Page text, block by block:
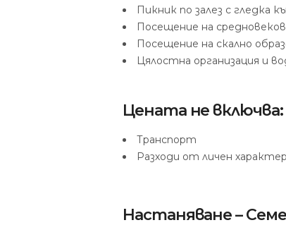
Пикник по залез с гледка
Посещение на
Посещение на скално
Цялостна организация и
Цената не включва:
Транспорт
Разходи от личен
Настаняване –